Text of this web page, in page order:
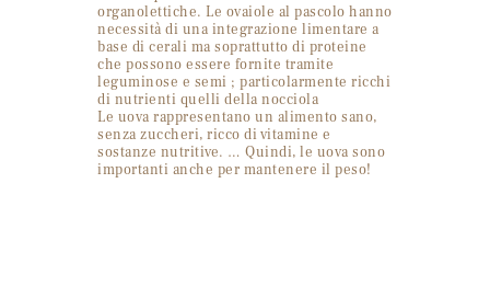
organolettiche. Le ovaiole al pascolo hanno
necessità di una integrazione limentare a
base di cerali ma soprattutto di proteine
che possono essere fornite tramite
leguminose e semi ; particolarmente ricchi
di nutrienti quelli della nocciola
Le uova rappresentano un alimento sano,
senza zuccheri, ricco di vitamine e
sostanze nutritive. … Quindi, le uova sono
importanti anche per mantenere il peso!